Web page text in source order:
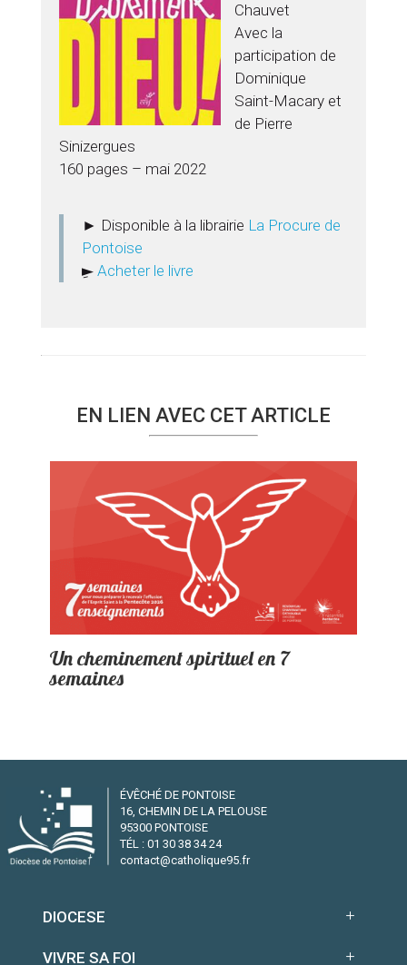
Chauvet
Avec la
participation de
Dominique
Saint-Macary et
de Pierre
Sinizergues
160 pages – mai 2022
► Disponible à la librairie La Procure de
Pontoise
►ِ Acheter le livre
EN LIEN AVEC CET ARTICLE
Un cheminement spirituel en 7
semaines
ÉVÊCHÉ DE PONTOISE
16, CHEMIN DE LA PELOUSE
95300 PONTOISE
TÉL : 01 30 38 34 24
contact@catholique95.fr
DIOCESE
VIVRE SA FOI